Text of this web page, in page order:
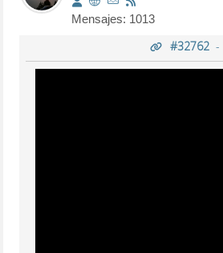
Mensajes: 1013
#32762-